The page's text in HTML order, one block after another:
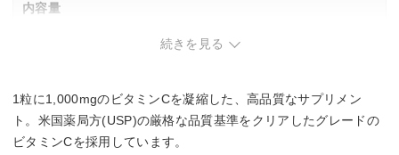
内容量
60粒（約60日分）、240粒（約240日分）
1日1粒目安
続きを見る
1粒に1,000mgのビタミンCを凝縮した、高品質なサプリメン
ト。米国薬局方(USP)の厳格な品質基準をクリアしたグレードの
ビタミンCを採用しています。